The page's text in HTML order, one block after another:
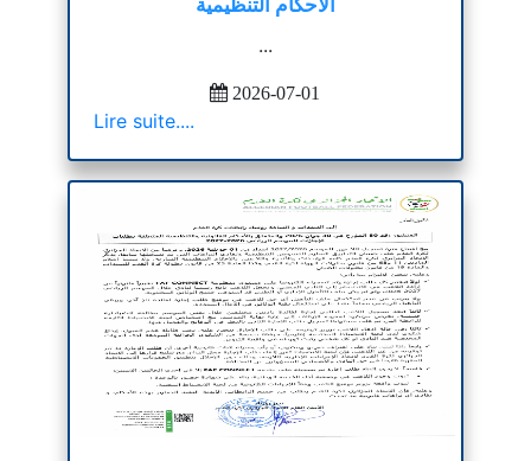
الاحكام التنظيمية
...
2026-07-01
Lire suite....